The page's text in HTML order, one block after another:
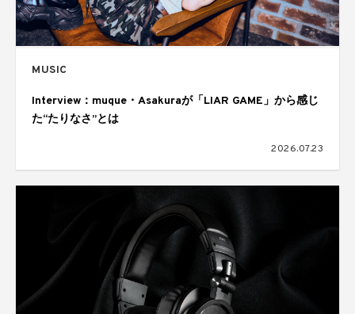
MUSIC
Interview：muque・Asakuraが「LIAR GAME」から感じ
た“たりなさ”とは
2026.07.23